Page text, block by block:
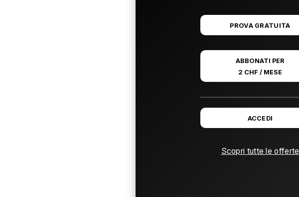
PROVA GRATUITA
ABBONATI PER
2 CHF / MESE
ACCEDI
Scopri tutte le offerte